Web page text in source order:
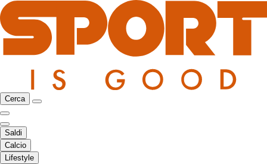
Cerca
Saldi
Calcio
Lifestyle